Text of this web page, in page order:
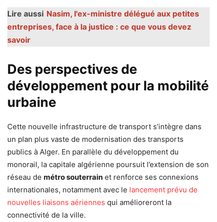
Lire aussi Nasim, l'ex-ministre délégué aux petites
entreprises, face à la justice : ce que vous devez
savoir
Des perspectives de
développement pour la mobilité
urbaine
Cette nouvelle infrastructure de transport s’intègre dans
un plan plus vaste de modernisation des transports
publics à Alger. En parallèle du développement du
monorail, la capitale algérienne poursuit l’extension de son
réseau de métro souterrain et renforce ses connexions
internationales, notamment avec le lancement prévu de
nouvelles liaisons aériennes qui amélioreront la
connectivité de la ville.